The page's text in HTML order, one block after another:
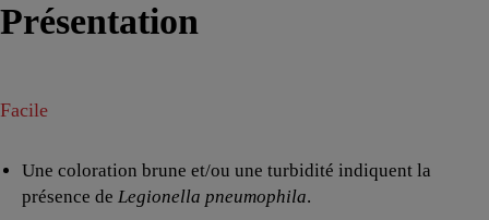
Présentation
Facile
Une coloration brune et/ou une turbidité indiquent la
présence de Legionella pneumophila.